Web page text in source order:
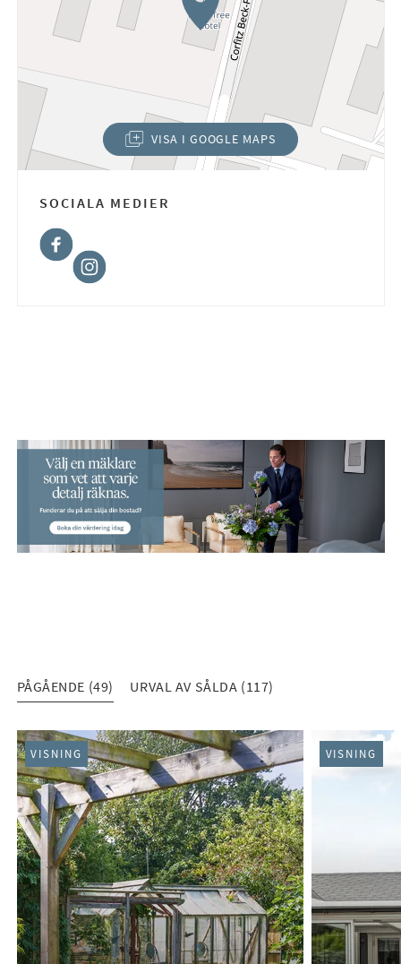
VISA I GOOGLE MAPS
(ÖPPNAS I NYTT FÖNSTER)
SOCIALA MEDIER
Facebook
PÅGÅENDE (49) URVAL AV SÅLDA (117)
PÅGÅENDE (49)
VISNING VISNING